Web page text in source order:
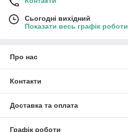
Сьогодні вихідний
Показати весь графік роботи
Про нас
Контакти
Доставка та оплата
Графік роботи